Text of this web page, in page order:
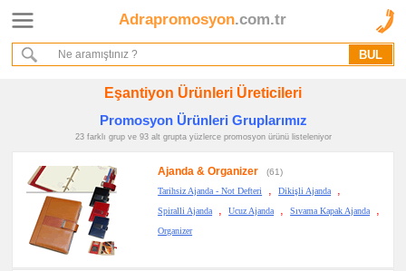
Adrapromosyon.com.tr
Eşantiyon Ürünleri Üreticileri
Promosyon Ürünleri Gruplarımız
23 farklı grup ve 93 alt grupta yüzlerce promosyon ürünü listeleniyor
Ajanda & Organizer
(61)
Tarihsiz Ajanda - Not Defteri
, Dikişli Ajanda ,
Spiralli Ajanda , Ucuz Ajanda , Sıvama Kapak Ajanda ,
Organizer
Ana Sayfa
Hakkımızda
Kurumsal Hizmet Akışımız
Ürünleri
promosyon
Ajanda
&
Organizer